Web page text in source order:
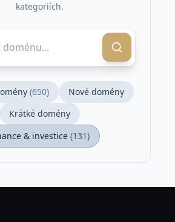
kategoriích.
(650)
Nové domény
Krátké domény
& investice (131)